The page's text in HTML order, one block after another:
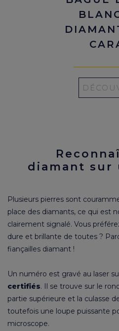
diamant sur
Plusieurs pierres sont
place des diamants, ce qui est
clairement signalé. Vous
dure et brillante de toutes ?
fiançailles diamant !
Un numéro est gravé au laser
certifiés. Il se trouve sur le
partie supérieure et la culasse
toutefois une loupe puissante
microscope.